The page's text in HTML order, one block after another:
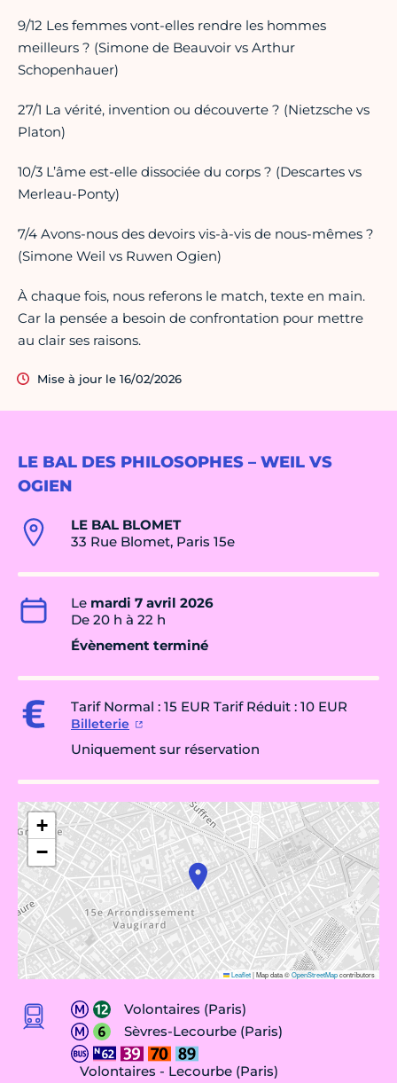
LE BAL DES PHILOSOPHES – WEIL VS
OGIEN
LE BAL BLOMET
33 Rue Blomet, Paris 15e
Le mardi 7 avril 2026
De 20 h à 22 h
Évènement terminé
Tarif Normal : 15 EUR Tarif Réduit : 10 EUR
Billeterie
Uniquement sur réservation
+
−
Leaflet|Map data ©OpenStreetMapcontributors
Volontaires (Paris)
Sèvres-Lecourbe (Paris)
Volontaires - Lecourbe (Paris)
9/12 Les femmes vont-elles rendre les hommes
meilleurs ? (Simone de Beauvoir vs Arthur
Schopenhauer)
27/1 La vérité, invention ou découverte ? (Nietzsche vs
Platon)
10/3 L’âme est-elle dissociée du corps ? (Descartes vs
Merleau-Ponty)
7/4 Avons-nous des devoirs vis-à-vis de nous-mêmes ?
(Simone Weil vs Ruwen Ogien)
À chaque fois, nous referons le match, texte en main.
Car la pensée a besoin de confrontation pour mettre
au clair ses raisons.
Mise à jour le 16/02/2026